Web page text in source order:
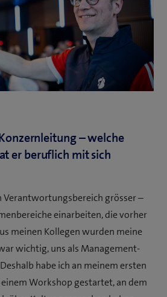
– welche
er beruflich mit sich
grösser –
einarbeiten, die vorher
meinen Kollegen wurden meine
wichtig, uns als Management-
habe ich an meinem ersten
Workshop gestartet, an dem